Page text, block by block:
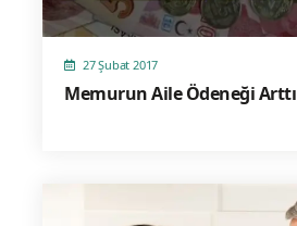
27 Şubat 2017
Memurun Aile Ödeneği Arttı